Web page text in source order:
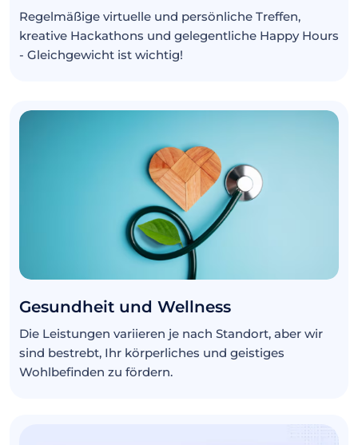
Regelmäßige virtuelle und persönliche Treffen,
kreative Hackathons und gelegentliche Happy Hours
- Gleichgewicht ist wichtig!
Gesundheit und Wellness
Die Leistungen variieren je nach Standort, aber wir
sind bestrebt, Ihr körperliches und geistiges
Wohlbefinden zu fördern.